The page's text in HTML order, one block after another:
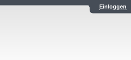
Einloggen